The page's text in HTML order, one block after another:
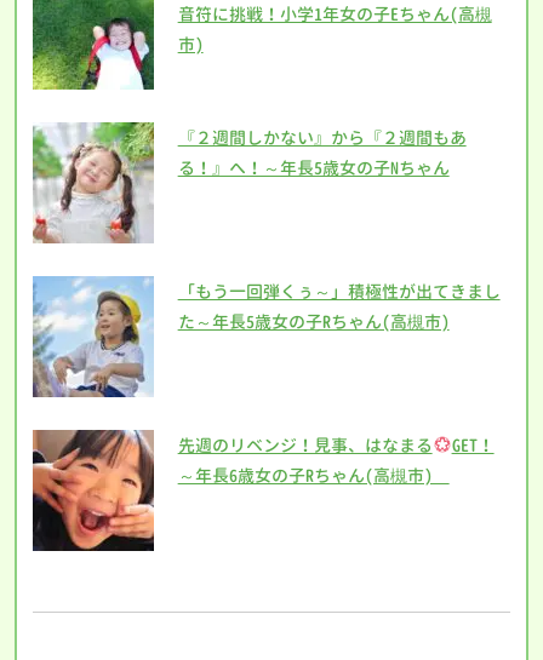
音符に挑戦！小学1年女の子Eちゃん(高槻
市)
『２週間しかない』から『２週間もあ
る！』へ！～年長5歳女の子Nちゃん
「もう一回弾くぅ～」積極性が出てきまし
た～年長5歳女の子Rちゃん(高槻市)
先週のリベンジ！見事、はなまる
GET！
～年長6歳女の子Rちゃん(高槻市)